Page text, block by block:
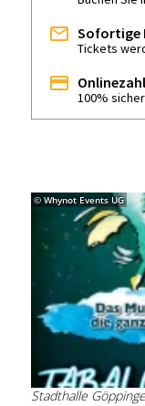
© Whynot Events UG
Stadthalle
Sofortige
Tickets
100%